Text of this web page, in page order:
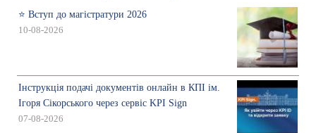
⭐ Вступ до магістратури 2026
10-08-2026
Інструкція подачі документів онлайн в КПІ ім.
Ігоря Сікорського через сервіс KPI Sign
07-08-2026